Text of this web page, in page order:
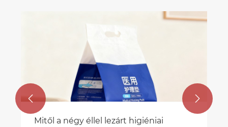
Racionális nézet: A környezetbarát
táskák „zöld” igazsága
Mutass többet >>
 